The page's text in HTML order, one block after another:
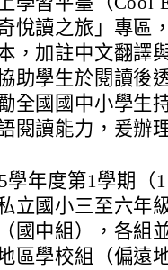
悅讀之旅」專區
，加註中文翻譯
助學生於閱讀後
全國國中小學生
閱讀能力，爰辦
學年度第1學期（
立國小三至六年
國中組），各組
區學校組（偏遠